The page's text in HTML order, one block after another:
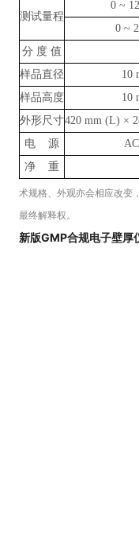
测试量程
0 ~
0~
分 度 值
样品直径
10
样品高度
10
外形尺寸420 mm (L) ×
电 源
净 重
术规格、外观亦会相应改变
最终解释权。
新版GMP合规电子壁厚